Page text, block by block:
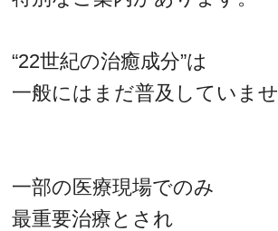
“22世紀の治癒成分”は
一般にはまだ普及していませ
一部の医療現場でのみ
最重要治療とされ